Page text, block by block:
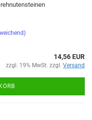
14,56 EUR
zzgl. 19% MwSt. zzgl. Versand